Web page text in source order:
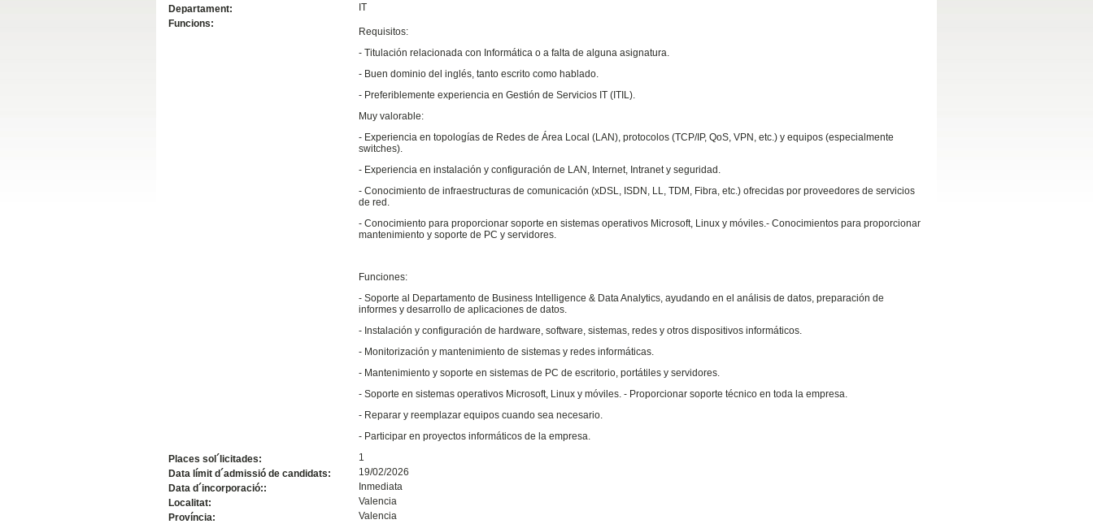
Departament:
IT
Funcions:
Requisitos:
- Titulación relacionada con Informática o a falta de alguna asignatura.
- Buen dominio del inglés, tanto escrito como hablado.
- Preferiblemente experiencia en Gestión de Servicios IT (ITIL).
Muy valorable:
- Experiencia en topologías de Redes de Área Local (LAN), protocolos (TCP/IP, QoS, VPN, etc.) y equipos (especialmente
switches).
- Experiencia en instalación y configuración de LAN, Internet, Intranet y seguridad.
- Conocimiento de infraestructuras de comunicación (xDSL, ISDN, LL, TDM, Fibra, etc.) ofrecidas por proveedores de servicios
de red.
- Conocimiento para proporcionar soporte en sistemas operativos Microsoft, Linux y móviles.- Conocimientos para proporcionar
mantenimiento y soporte de PC y servidores.
Funciones:
- Soporte al Departamento de Business Intelligence & Data Analytics, ayudando en el análisis de datos, preparación de
informes y desarrollo de aplicaciones de datos.
- Instalación y configuración de hardware, software, sistemas, redes y otros dispositivos informáticos.
- Monitorización y mantenimiento de sistemas y redes informáticas.
- Mantenimiento y soporte en sistemas de PC de escritorio, portátiles y servidores.
- Soporte en sistemas operativos Microsoft, Linux y móviles. - Proporcionar soporte técnico en toda la empresa.
- Reparar y reemplazar equipos cuando sea necesario.
- Participar en proyectos informáticos de la empresa.
Places sol´licitades:
1
Data límit d´admissió de candidats:
19/02/2026
Data d´incorporació::
Inmediata
Localitat:
Valencia
Província:
Valencia